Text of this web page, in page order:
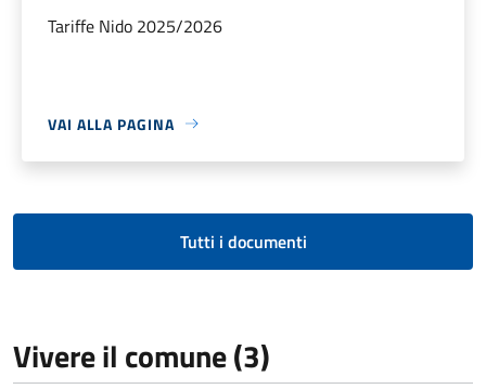
Tariffe Nido 2025/2026
VAI ALLA PAGINA
Tutti i documenti
Vivere il comune (3)